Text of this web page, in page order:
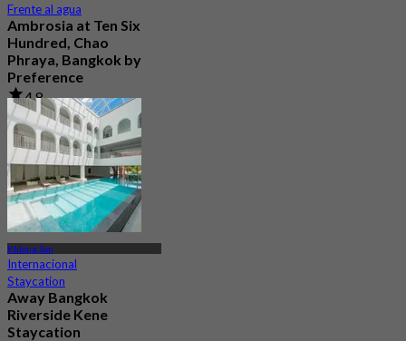
Frente al agua
Ambrosia at Ten Six
Hundred, Chao
Phraya, Bangkok by
Preference
4.8
606 Reservado
Desde฿ 622.5
Khlong San
Internacional
Staycation
Away Bangkok
Riverside Kene
Staycation